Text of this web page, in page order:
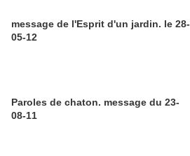
message de l'Esprit d'un jardin. le 28-
05-12
Paroles de chaton. message du 23-
08-11